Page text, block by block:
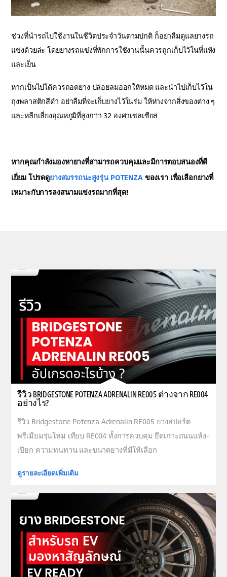
ช่วงที่นำรถไปใช้งานในชีวิตประจำวันตามปกติ ก็อย่าลืมดูแลยางรถ
แข่งด้วยล่ะ โดยยางรถแข่งที่พักการใช้งานนั้นควรถูกเก็บไว้ในที่แห้ง
และเย็น
หากเป็นไปได้ควรถอดยาง ปล่อยลมออกให้หมด และนำไปเก็บไว้ใน
ถุงพลาสติกสีดำ อย่าลืมที่จะเก็บยางไว้ในร่ม ให้ห่างจากสิ่งของต่าง ๆ
และหลีกเลี่ยงอุณหภูมิที่สูงกว่า 32 องศาเซลเซียส
หากคุณกำลังมองหายางที่สามารถควบคุมและมีการตอบสนองที่ดี
เยี่ยม โปรดดูยางสมรรถนะสูงรุ่น POTENZAของเรา เพื่อเลือกยางที่
เหมาะกับการลงสนามแข่งรถมากที่สุด!
รีวิว BRIDGESTONE POTENZA ADRENALIN RE005 ต่างจาก RE004
อย่างไร?
รีวิว Bridgestone Potenza Adrenalin RE005 ยางสปอร์ต
พรีเมียมรุ่นใหม่ เทียบ RE004 ทั้งการควบคุม ยึดเกาะถนนแห้ง-
เปียก ความทนทาน และขนาดยางที่มีให้เลือก
ดูรายละเอียดเพิ่มเติม